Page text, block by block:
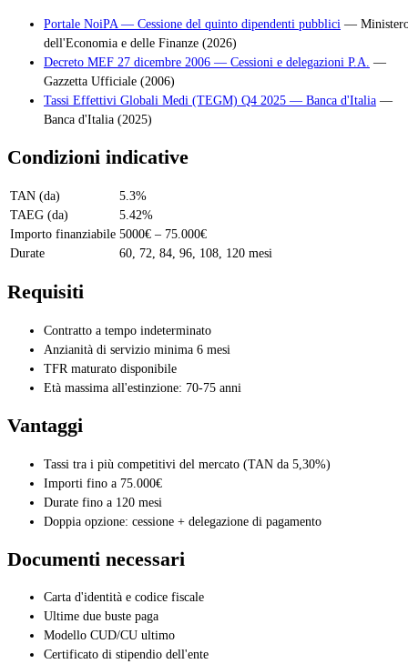
Portale NoiPA — Cessione del quinto dipendenti pubblici —
dell'Economia e delle Finanze (2026)
Decreto MEF 27 dicembre 2006 — Cessioni e delegazioni P.A. —
Gazzetta Ufficiale (2006)
Tassi Effettivi Globali Medi (TEGM) Q4 2025 — Banca d'Italia —
Banca d'Italia (2025)
Condizioni indicative
TAN (da)
5.3%
TAEG (da)
5.42%
Importo finanziabile 5000€ – 75.000€
Durate
60, 72, 84, 96, 108, 120 mesi
Requisiti
Contratto a tempo indeterminato
Anzianità di servizio minima 6 mesi
TFR maturato disponibile
Età massima all'estinzione: 70-75 anni
Vantaggi
Tassi tra i più competitivi del mercato (TAN da 5,30%)
Importi fino a 75.000€
Durate fino a 120 mesi
Doppia opzione: cessione + delegazione di pagamento
Documenti necessari
Carta d'identità e codice fiscale
Ultime due buste paga
Modello CUD/CU ultimo
Certificato di stipendio dell'ente